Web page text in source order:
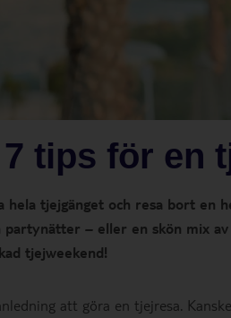
tips för en
tjejgänget och resa bort en
partynätter – eller en skön mix
tjejweekend!
att göra en tjejresa.